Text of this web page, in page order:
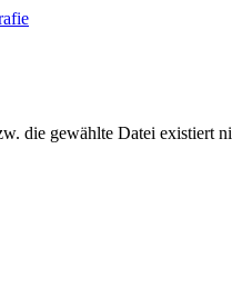
die gewählte Datei existiert